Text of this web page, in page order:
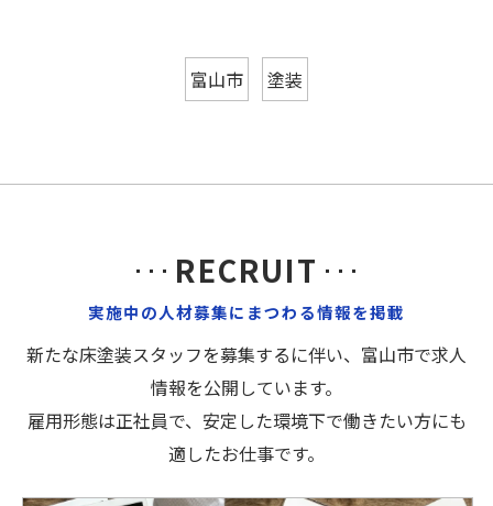
富山市 塗装
実施中の人材募集にまつわる情報を掲載
RECRUIT
新たな床塗装スタッフを募集するに伴い、富山市で求人
情報を公開しています。
雇用形態は正社員で、安定した環境下で働きたい方にも
適したお仕事です。